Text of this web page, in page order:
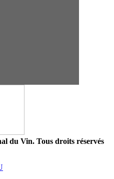
du Vin. Tous droits réservés